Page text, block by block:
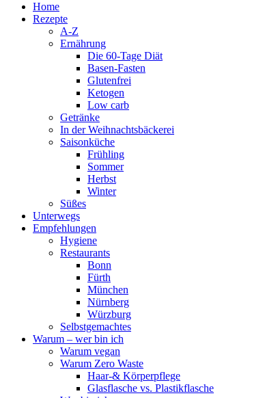
Home
Rezepte
A-Z
Ernährung
Die 60-Tage Diät
Basen-Fasten
Glutenfrei
Ketogen
Low carb
Getränke
In der Weihnachtsbäckerei
Saisonküche
Frühling
Sommer
Herbst
Winter
Süßes
Unterwegs
Empfehlungen
Hygiene
Restaurants
Bonn
Fürth
München
Nürnberg
Würzburg
Selbstgemachtes
Warum – wer bin ich
Warum vegan
Warum Zero Waste
Haar-& Körperpflege
Glasflasche vs. Plastikflasche